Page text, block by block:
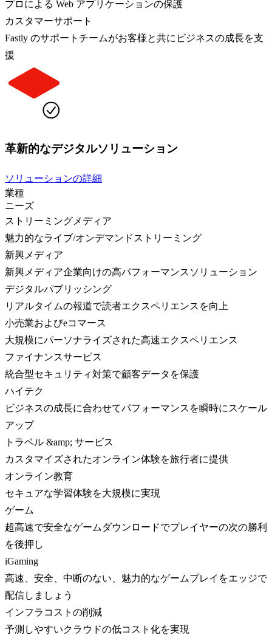
プロによる Web アプリケーションの保護
カスタマーサポート
Fastly のサポートチームがお客様と共にビジネスの成長を支
援
革新的なデジタルソリューション
ソリューションの詳細
業種
ニーズ
ストリーミングメディア
魅力的なライブ/オンデマンドストリーミング
新興メディア
新興メディア企業向けの高パフォーマンスソリューション
デジタルパブリッシング
リアルタイムの報道で読者エクスペリエンスを向上
小売業およびeコマース
大規模にパーソナライズされた高速エクスペリエンス
ファイナンスサービス
統合型セキュリティ対策で顧客データを保護
ハイテク
ビジネスの成長に合わせてパフォーマンスを瞬時にスケール
アップ
トラベル &amp; サービス
カスタマイズされたオンライン体験を旅行者に提供
オンライン教育
セキュアな学習体験を大規模に実現
ゲーム
超高速で安全なゲームダウンロードでプレイヤーの次の勝利
を後押し
iGaming
高速、安全、中断のない、魅力的なゲームプレイをエッジで
配信しましょう
インフラコストの削減
予測しやすいクラウドの低コスト化を実現